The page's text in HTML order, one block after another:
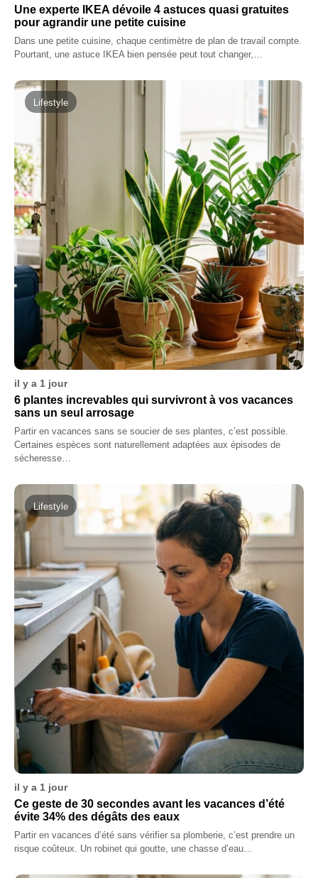
Une experte IKEA dévoile 4 astuces quasi gratuites
pour agrandir une petite cuisine
Dans une petite cuisine, chaque centimètre de plan de travail compte.
Pourtant, une astuce IKEA bien pensée peut tout changer,…
Lifestyle
il y a 1 jour
6 plantes increvables qui survivront à vos vacances
sans un seul arrosage
Partir en vacances sans se soucier de ses plantes, c’est possible.
Certaines espèces sont naturellement adaptées aux épisodes de
sécheresse…
Lifestyle
il y a 1 jour
Ce geste de 30 secondes avant les vacances d’été
évite 34% des dégâts des eaux
Partir en vacances d’été sans vérifier sa plomberie, c’est prendre un
risque coûteux. Un robinet qui goutte, une chasse d’eau…